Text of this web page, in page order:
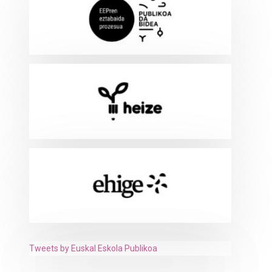
Tweets by Euskal Eskola Publikoa